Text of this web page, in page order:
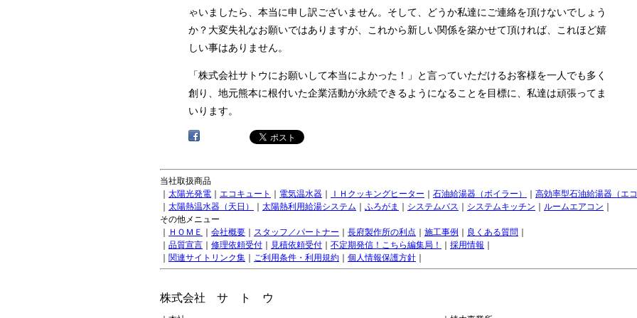
ゃいましたら、本当に申し訳ございません。そして、どうか私達にご連絡を頂けないでしょう
か？大変失礼なお願いではありますが、これから新しい関係を築かせて頂ければ、これほど嬉
しい事はありません。
「株式会社サトウにお願いして本当によかった！」と言っていただけるお客様を一人でも多く
創り、地元熊本に根付いた企業活動が永続できるようになることを目標に、私達は頑張ってま
いります。
当社取扱商品
太陽光発電 エコキュート 電気温水器 ＩＨクッキングヒーター 石油給湯器（ボイラー） 高効率型石油給湯器（エコ
太陽熱温水器（天日） 太陽熱利用給湯システム ふろがま システムバス システムキッチン ルームエアコン
その他メニュー
ＨＯＭＥ 会社概要 スタッフ／パートナー 長府製作所の利点 施工事例 良くある質問
品質宣言 修理依頼受付 見積依頼受付 不定期発信！こちら編集局！ 採用情報
関連サイトリンク集 ご利用条件・利用規約 個人情報保護方針
株式会社 サ ト ウ